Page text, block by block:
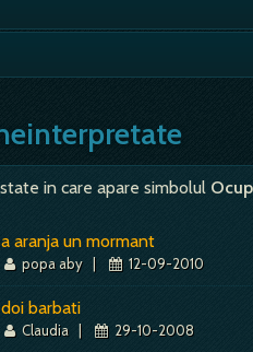
Sa vezi un
telefonul si raspunzi, ridici
despre acest simbol: Dictionar de
lipsa de directie.…
mult despre acest simbol: Dictionar de
in care apare simbolul
a aranja un mormant
popa aby | 12-09-2010
doi barbati
Claudia | 29-10-2008